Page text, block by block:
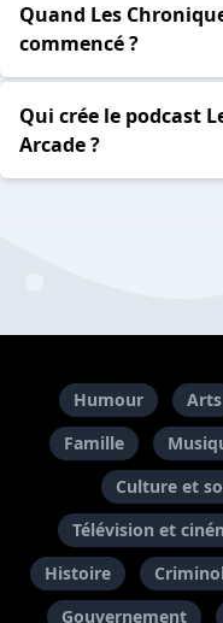
Quand Les
commencé ?
Qui crée le podcast
Arcade ?
Humour Arts
Famille
Culture et
Télévision et
Histoire
Gouvernement